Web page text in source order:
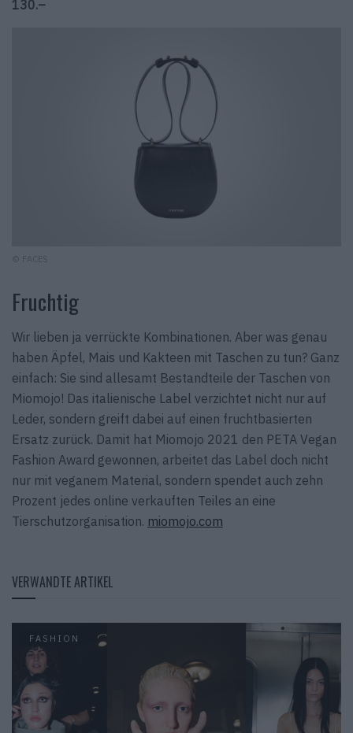
130.–
© FACES
Fruchtig
Wir lieben ja verrückte Kombinationen. Aber was genau
haben Äpfel, Mais und Kakteen mit Taschen zu tun? Ganz
einfach: Sie sind allesamt Bestandteile der Taschen von
Miomojo! Das italienische Label verzichtet nicht nur auf
Leder, sondern greift dabei auf einen fruchtbasierten
Ersatz zurück. Damit hat Miomojo 2021 den PETA Vegan
Fashion Award gewonnen, arbeitet das Label doch nicht
nur mit veganem Material, sondern spendet auch zehn
Prozent jedes online verkauften Teiles an eine
Tierschutzorganisation. miomojo.com
VERWANDTE ARTIKEL
FASHION